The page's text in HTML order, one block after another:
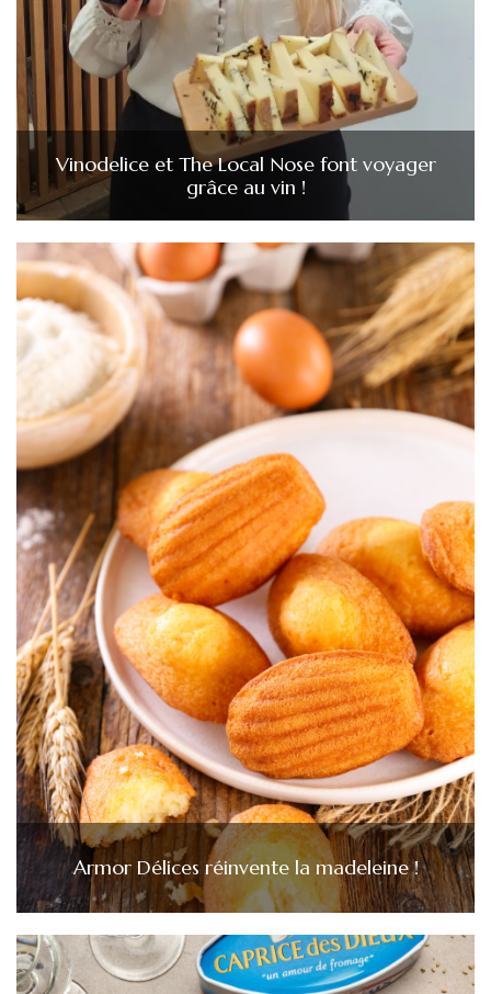
Vinodelice et The Local Nose font voyager
grâce au vin !
Armor Délices réinvente la madeleine !